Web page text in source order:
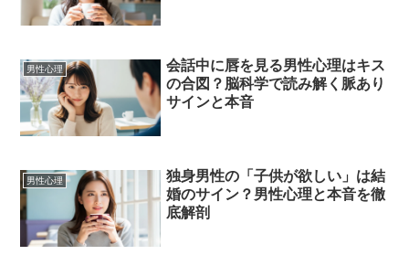
男性心理
会話中に唇を見る男性心理はキス
の合図？脳科学で読み解く脈あり
サインと本音
男性心理
独身男性の「子供が欲しい」は結
婚のサイン？男性心理と本音を徹
底解剖